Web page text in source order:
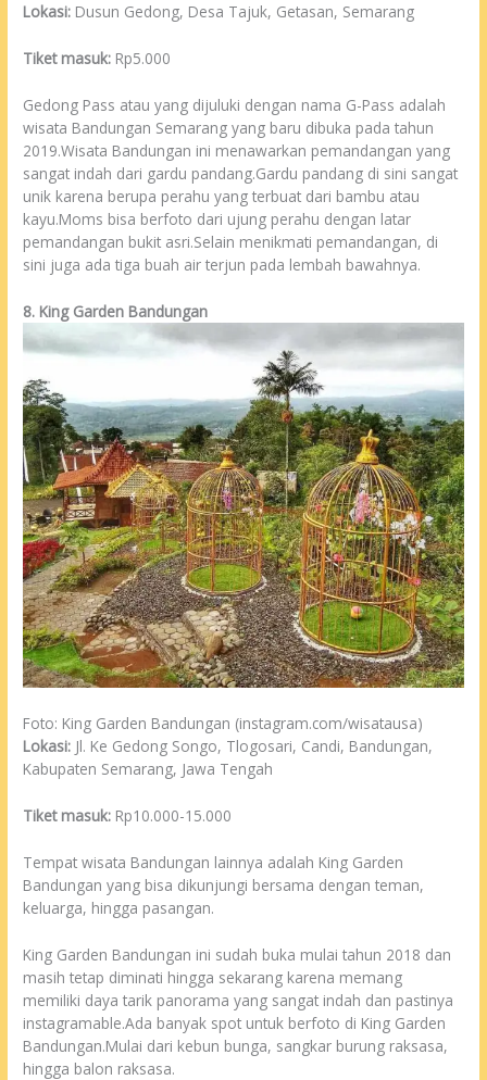
Lokasi: Dusun Gedong, Desa Tajuk, Getasan, Semarang
Tiket masuk: Rp5.000
Gedong Pass atau yang dijuluki dengan nama G-Pass adalah
wisata Bandungan Semarang yang baru dibuka pada tahun
2019.Wisata Bandungan ini menawarkan pemandangan yang
sangat indah dari gardu pandang.Gardu pandang di sini sangat
unik karena berupa perahu yang terbuat dari bambu atau
kayu.Moms bisa berfoto dari ujung perahu dengan latar
pemandangan bukit asri.Selain menikmati pemandangan, di
sini juga ada tiga buah air terjun pada lembah bawahnya.
8. King Garden Bandungan
Foto: King Garden Bandungan (instagram.com/wisatausa)
Lokasi: Jl. Ke Gedong Songo, Tlogosari, Candi, Bandungan,
Kabupaten Semarang, Jawa Tengah
Tiket masuk: Rp10.000-15.000
Tempat wisata Bandungan lainnya adalah King Garden
Bandungan yang bisa dikunjungi bersama dengan teman,
keluarga, hingga pasangan.
King Garden Bandungan ini sudah buka mulai tahun 2018 dan
masih tetap diminati hingga sekarang karena memang
memiliki daya tarik panorama yang sangat indah dan pastinya
instagramable.Ada banyak spot untuk berfoto di King Garden
Bandungan.Mulai dari kebun bunga, sangkar burung raksasa,
hingga balon raksasa.